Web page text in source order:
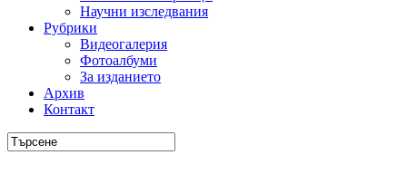
Научни изследвания
Рубрики
Видеогалерия
Фотоалбуми
За изданието
Архив
Контакт